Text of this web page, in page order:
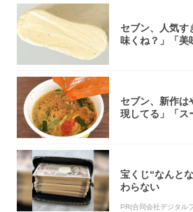
セブン、人気
味くね？」「美
セブン、新作は
現してる」「ス
宝くじ“なんと
わらない
PR(合同会社デジタル